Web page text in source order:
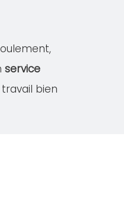
service
bien